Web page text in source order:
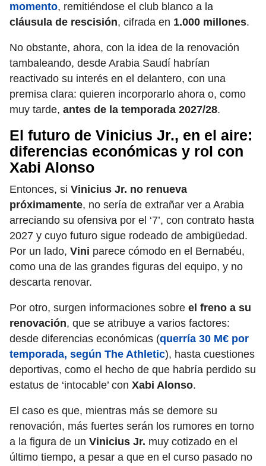
momento, remitiéndose el club blanco a la
cláusula de rescisión, cifrada en 1.000 millones.
No obstante, ahora, con la idea de la renovación
tambaleando, desde Arabia Saudí habrían
reactivado su interés en el delantero, con una
premisa clara: quieren incorporarlo ahora o, como
muy tarde, antes de la temporada 2027/28.
El futuro de Vinicius Jr., en el aire:
diferencias económicas y rol con
Xabi Alonso
Entonces, si Vinicius Jr. no renueva
próximamente, no sería de extrañar ver a Arabia
arreciando su ofensiva por el ‘7’, con contrato hasta
2027 y cuyo futuro sigue rodeado de ambigüedad.
Por un lado, Vini parece cómodo en el Bernabéu,
como una de las grandes figuras del equipo, y no
descarta renovar.
Por otro, surgen informaciones sobre el freno a su
renovación, que se atribuye a varios factores:
desde diferencias económicas (querría 30 M€ por
temporada, según The Athletic), hasta cuestiones
deportivas, como el hecho de que habría perdido su
estatus de ‘intocable’ con Xabi Alonso.
El caso es que, mientras más se demore su
renovación, más fuertes serán los rumores en torno
a la figura de un Vinicius Jr. muy cotizado en el
último tiempo, a pesar a que en el curso pasado no